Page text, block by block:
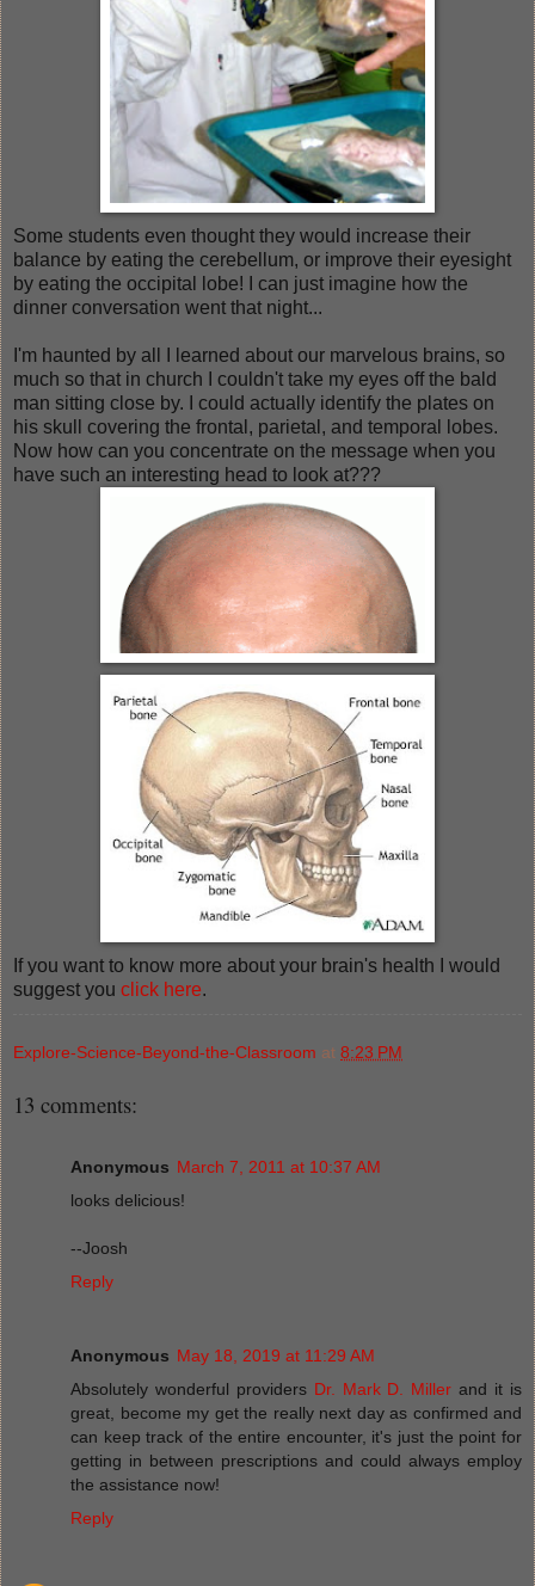
Some students even thought they would increase their
balance by eating the cerebellum, or improve their eyesight
by eating the occipital lobe! I can just imagine how the
dinner conversation went that night...
I'm haunted by all I learned about our marvelous brains, so
much so that in church I couldn't take my eyes off the bald
man sitting close by. I could actually identify the plates on
his skull covering the frontal, parietal, and temporal lobes.
Now how can you concentrate on the message when you
have such an interesting head to look at???
If you want to know more about your brain's health I would
suggest you click here.
Explore-Science-Beyond-the-Classroom at 8:23 PM
13 comments:
Anonymous March 7, 2011 at 10:37 AM
looks delicious!
--Joosh
Reply
Anonymous May 18, 2019 at 11:29 AM
Absolutely wonderful providers Dr. Mark D. Miller and it is
great, become my get the really next day as confirmed and
can keep track of the entire encounter, it's just the point for
getting in between prescriptions and could always employ
the assistance now!
Reply